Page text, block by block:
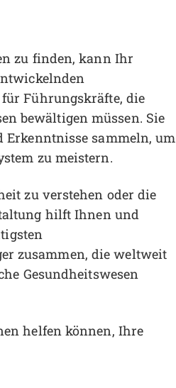
zu finden, kann Ihr
Führungskräfte, die
bewältigen müssen. Sie
sammeln, um
zu meistern.
zu verstehen oder die
hilft Ihnen und
zusammen, die weltweit
Gesundheitswesen
helfen können, Ihre